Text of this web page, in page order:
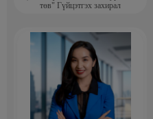
төв" Гүйцэтгэх захирал